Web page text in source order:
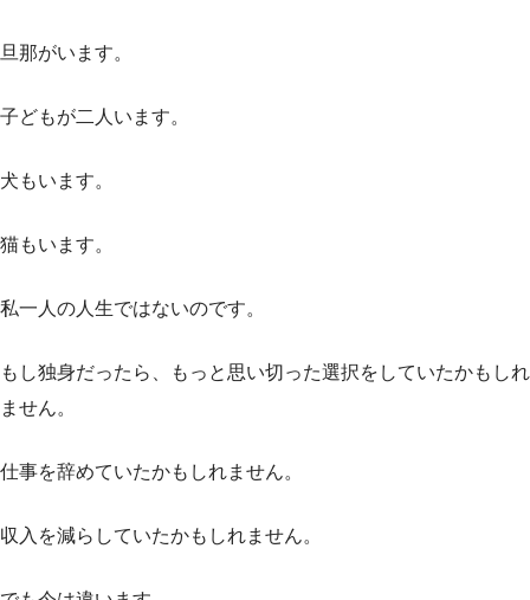
旦那がいます。
子どもが二人います。
犬もいます。
猫もいます。
私一人の人生ではないのです。
もし独身だったら、もっと思い切った選択をしていたかもしれ
ません。
仕事を辞めていたかもしれません。
収入を減らしていたかもしれません。